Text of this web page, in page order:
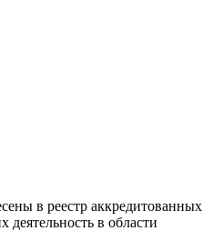
в реестр аккредитованных
в области